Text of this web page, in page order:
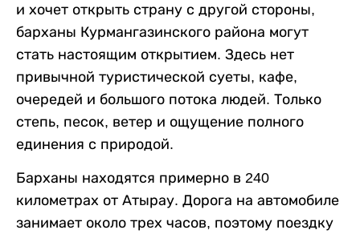
и хочет открыть страну с другой стороны,
барханы Курмангазинского района могут
стать настоящим открытием. Здесь нет
привычной туристической суеты, кафе,
очередей и большого потока людей. Только
степь, песок, ветер и ощущение полного
единения с природой.
Барханы находятся примерно в 240
километрах от Атырау. Дорога на автомобиле
занимает около трех часов, поэтому поездку